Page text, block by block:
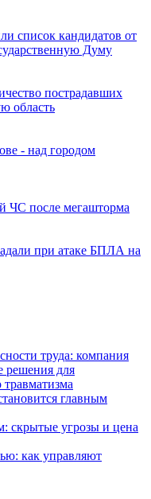
список кандидатов от
Думу
пострадавших
область
- над городом
ЧС после мегашторма
при атаке БПЛА на
труда: компания
решения для
главным
скрытые угрозы и цена
как управляют